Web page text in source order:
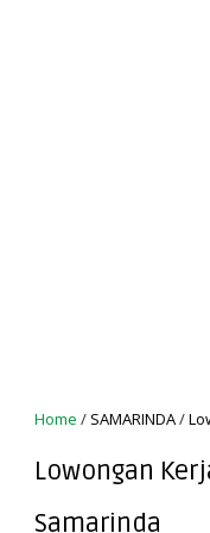
Home / SAMARINDA/
Lowongan
Samarinda